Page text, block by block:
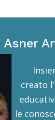
creato
le